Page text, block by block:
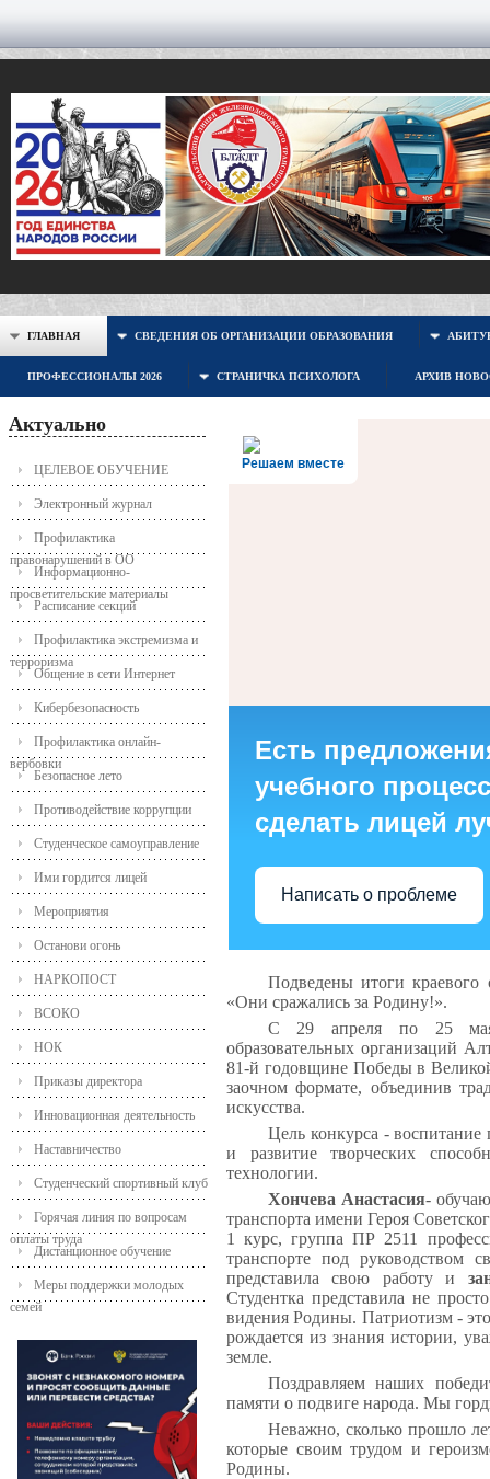
ГЛАВНАЯ СВЕДЕНИЯ ОБ ОРГАНИЗАЦИИ ОБРАЗОВАНИЯ
ПРОФЕССИОНАЛЫ 2026 СТРАНИЧКА ПСИХОЛОГА АРХИВ
Актуально
ЦЕЛЕВОЕ ОБУЧЕНИЕ
Электронный журнал
Профилактика
правонарушений в ОО
Информационно-
просветительские материалы
Расписание секций
Профилактика экстремизма и
терроризма
Общение в сети Интернет
Кибербезопасность
Профилактика онлайн-
вербовки
Безопасное лето
Противодействие коррупции
Студенческое самоуправление
Ими гордится лицей
Мероприятия
Останови огонь
НАРКОПОСТ
ВСОКО
НОК
Приказы директора
Инновационная деятельность
Наставничество
Студенческий спортивный клуб
Горячая линия по вопросам
оплаты труда
Дистанционное обучение
Меры поддержки молодых
семей
Решаем вместе
Есть
учебного
сделать лицей
Написать о проблеме
Подведены итоги краевого
«Они сражались за Родину!».
С 29 апреля по 25 мая
образовательных организаций
81-й годовщине Победы в
заочном формате, объединив
искусства.
Цель конкурса - воспитание
и развитие творческих
технологии.
Хончева Анастасия-
транспорта имени Героя
1 курс, группа ПР 2511
транспорте под руководством
представила свою работу и
Студентка представила не
видения Родины. Патриотизм -
рождается из знания истории,
земле.
Поздравляем наших
памяти о подвиге народа. Мы
Неважно, сколько прошло
которые своим трудом и
Родины.